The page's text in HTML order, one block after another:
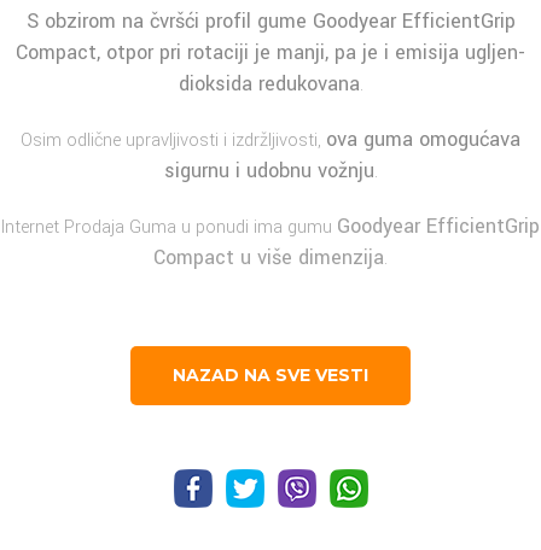
S obzirom na čvršći profil gume Goodyear EfficientGrip
Compact, otpor pri rotaciji je manji, pa je i emisija ugljen-
dioksida redukovana.
Osim odlične upravljivosti i izdržljivosti, ova guma omogućava
sigurnu i udobnu vožnju.
Internet Prodaja Guma u ponudi ima gumu Goodyear EfficientGrip
Compact u više dimenzija.
NAZAD NA SVE VESTI